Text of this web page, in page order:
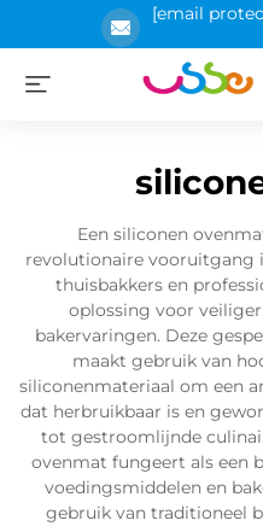
[email
Een siliconen
revolutionaire vooruitgang
thuisbakkers en
oplossing voor
bakervaringen. Deze
maakt gebruik van
siliconenmateriaal om een
dat herbruikbaar is en
tot gestroomlijnde
ovenmat fungeert als een
voedingsmiddelen en
gebruik van traditioneel